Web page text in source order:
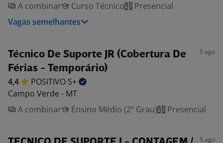
A combinar
Curso Técnico
Presencial
Vagas semelhantes
Técnico De Suporte JR (Cobertura De
Férias - Temporário)
5 ago
4,4 POSITIVO S+
Campo Verde - MT
A combinar
Ensino Médio (2º Grau) Presencial
5 ago